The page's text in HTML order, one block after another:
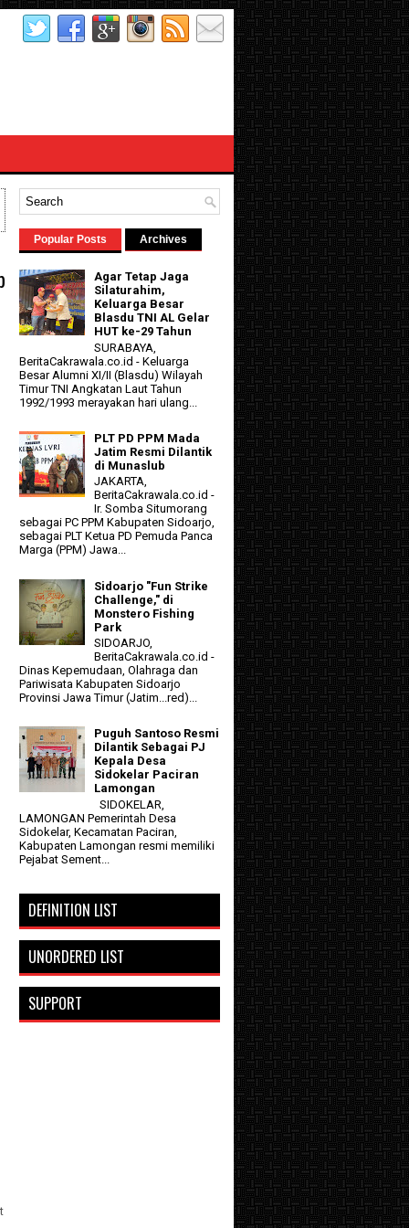
Popular Posts Archives
Agar Tetap Jaga
Silaturahim,
Keluarga Besar
Blasdu TNI AL Gelar
HUT ke-29 Tahun
SURABAYA,
BeritaCakrawala.co.id - Keluarga
Besar Alumni XI/II (Blasdu) Wilayah
Timur TNI Angkatan Laut Tahun
1992/1993 merayakan hari ulang...
PLT PD PPM Mada
Jatim Resmi Dilantik
di Munaslub
JAKARTA,
BeritaCakrawala.co.id -
Ir. Somba Situmorang
sebagai PC PPM Kabupaten Sidoarjo,
sebagai PLT Ketua PD Pemuda Panca
Marga (PPM) Jawa...
Sidoarjo "Fun Strike
Challenge," di
Monstero Fishing
Park
SIDOARJO,
BeritaCakrawala.co.id -
Dinas Kepemudaan, Olahraga dan
Pariwisata Kabupaten Sidoarjo
Provinsi Jawa Timur (Jatim...red)...
Puguh Santoso Resmi
Dilantik Sebagai PJ
Kepala Desa
Sidokelar Paciran
Lamongan
SIDOKELAR,
LAMONGAN Pemerintah Desa
Sidokelar, Kecamatan Paciran,
Kabupaten Lamongan resmi memiliki
Pejabat Sement...
DEFINITION LIST
UNORDERED LIST
SUPPORT